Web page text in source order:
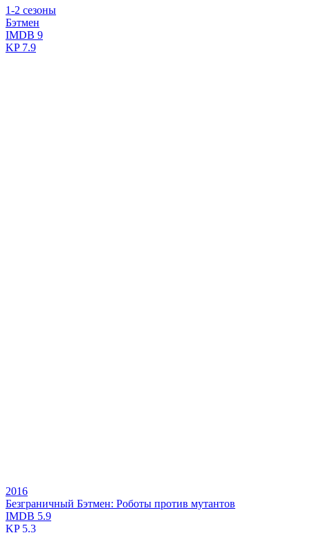
1-2 сезоны
Бэтмен
IMDB 9
KP7.9
2016
Безграничный Бэтмен: Роботы против мутантов
IMDB 5.9
KP5.3